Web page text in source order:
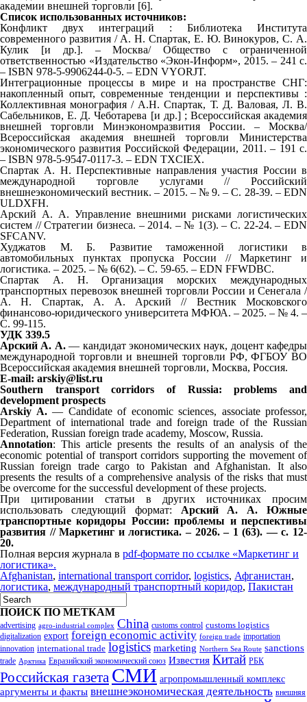
академии внешней торговли [6].
Список использованных источников:
Конфликт двух интеграций : Библиотека Института
современного развития / А. Н. Спартак, Е. Ю. Винокуров, С. А.
Кулик [и др.]. – Москва/ Общество с ограниченной
ответственностью «Издательство «Экон-Информ», 2015. – 241 с.
– ISBN 978-5-9906244-0-5. – EDN VYORJT.
Интеграционные процессы в мире и на пространстве СНГ:
накопленный опыт, современные тенденции и перспективы :
Коллективная монография / А.Н. Спартак, Т. Д. Валовая, Л. В.
Сабельников, Е. Д. Чеботарева [и др.] ; Всероссийская академия
внешней торговли Минэкономразвития России. – Москва/
Всероссийская академия внешней торговли Министерства
экономического развития Российской Федерации, 2011. – 191 с.
– ISBN 978-5-9547-0117-3. – EDN TXCIEX.
Спартак А. Н. Перспективные направления участия России в
международной торговле услугами // Российский
внешнеэкономический вестник. – 2015. – № 9. – С. 28-39. – EDN
ULDXFH.
Арский А. А. Управление внешними рисками логистических
систем // Стратегии бизнеса. – 2014. – № 1(3). – С. 22-24. – EDN
SFCANV.
Худжатов М. Б. Развитие таможенной логистики в
автомобильных пунктах пропуска России // Маркетинг и
логистика. – 2025. – № 6(62). – С. 59-65. – EDN FFWDBC.
Спартак А. Н. Организация морских международных
транспортных перевозок внешней торговли России и Сенегала /
А. Н. Спартак, А. А. Арский // Вестник Московского
финансово-юридического университета МФЮА. – 2025. – № 4. –
С. 99-115.
УДК 339.5
Арский А. А.— кандидат экономических наук, доцент кафедры
международной торговли и внешней торговли РФ, ФГБОУ ВО
Всероссийская академия внешней торговли, Москва, Россия.
E-mail: arskiy@list.ru
Southern transport corridors of Russia: problems and
development prospects
Arskiy A.— Candidate of economic sciences, associate professor,
Department of international trade and foreign trade of the Russian
Federation, Russian foreign trade academy, Moscow, Russia.
Annotation: This article presents the results of an analysis of the
economic potential of transport corridors supporting the movement of
Russian foreign trade cargo to Pakistan and Afghanistan. It also
presents the results of a comprehensive analysis of the risks that must
be overcome for the successful development of these projects.
При цитировании статьи в других источниках просим
использовать следующий формат: Арский А. А. Южные
транспортные коридоры России: проблемы и перспективы
развития // Маркетинг и логистика. – 2026. – 1 (63). — с. 12-
20.
Полная версия журнала в pdf-формате по ссылке «Маркетинг и
логистика».
Afghanistan, international transport corridor, logistics, Афганистан,
логистика, международный транспортный коридор, Пакистан
ПОИСК ПО МЕТКАМ
advertising agro-industrial complex China customs control customs logistics
digitalization export foreign economic activity foreign trade importation
innovation international trade logistics marketing Northern Sea Route sanctions
trade Арктика Евразийский экономический союз Известия Китай РБК
Российская газета СМИ агропромышленный комплекс
аргументы и факты внешнеэкономическая деятельность внешняя